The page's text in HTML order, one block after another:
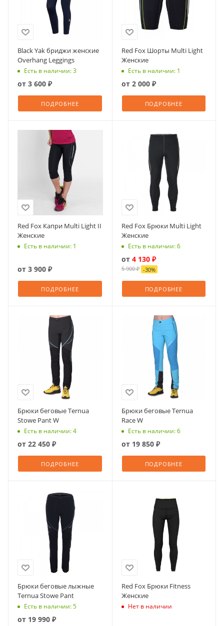
Black Yak бриджи женские
Overhang Leggings
Есть в наличии: 3
от 3 600 ₽
ПОДРОБНЕЕ
Red Fox Шорты Multi Light
Женские
Есть в наличии: 1
от 2 000 ₽
ПОДРОБНЕЕ
Red Fox Капри Multi Light II
Женские
Есть в наличии: 1
от 3 900 ₽
ПОДРОБНЕЕ
Red Fox Брюки Multi Light
Женские
Есть в наличии: 6
от 4 130 ₽
5 900 ₽ -30%
ПОДРОБНЕЕ
Брюки беговые Ternua
Stowe Pant W
Есть в наличии: 4
от 22 450 ₽
ПОДРОБНЕЕ
Брюки беговые Ternua
Race W
Есть в наличии: 6
от 19 850 ₽
ПОДРОБНЕЕ
Брюки беговые лыжные
Ternua Stowe Pant
Есть в наличии: 5
от 19 990 ₽
Red Fox Брюки Fitness
Женские
Нет в наличии